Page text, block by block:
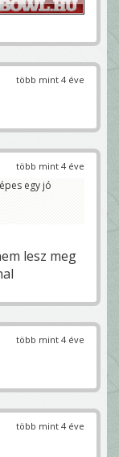
több mint 4 éve
több mint 4 éve
egy jó
lesz meg
több mint 4 éve
több mint 4 éve